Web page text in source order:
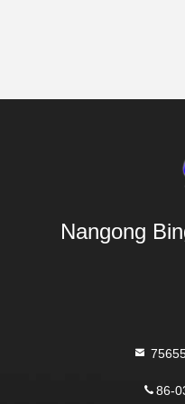
Nangong
86-